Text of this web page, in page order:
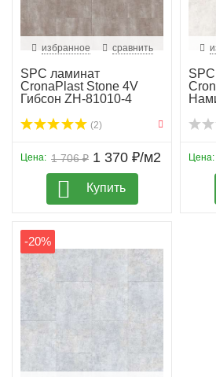
избранное сравнить
SPC ламинат
CronaPlast Stone 4V
Гибсон ZH-81010-4
(2)
1 706 ₽
Цена: 1 370 ₽/м2
Купить
Цена:
-20%